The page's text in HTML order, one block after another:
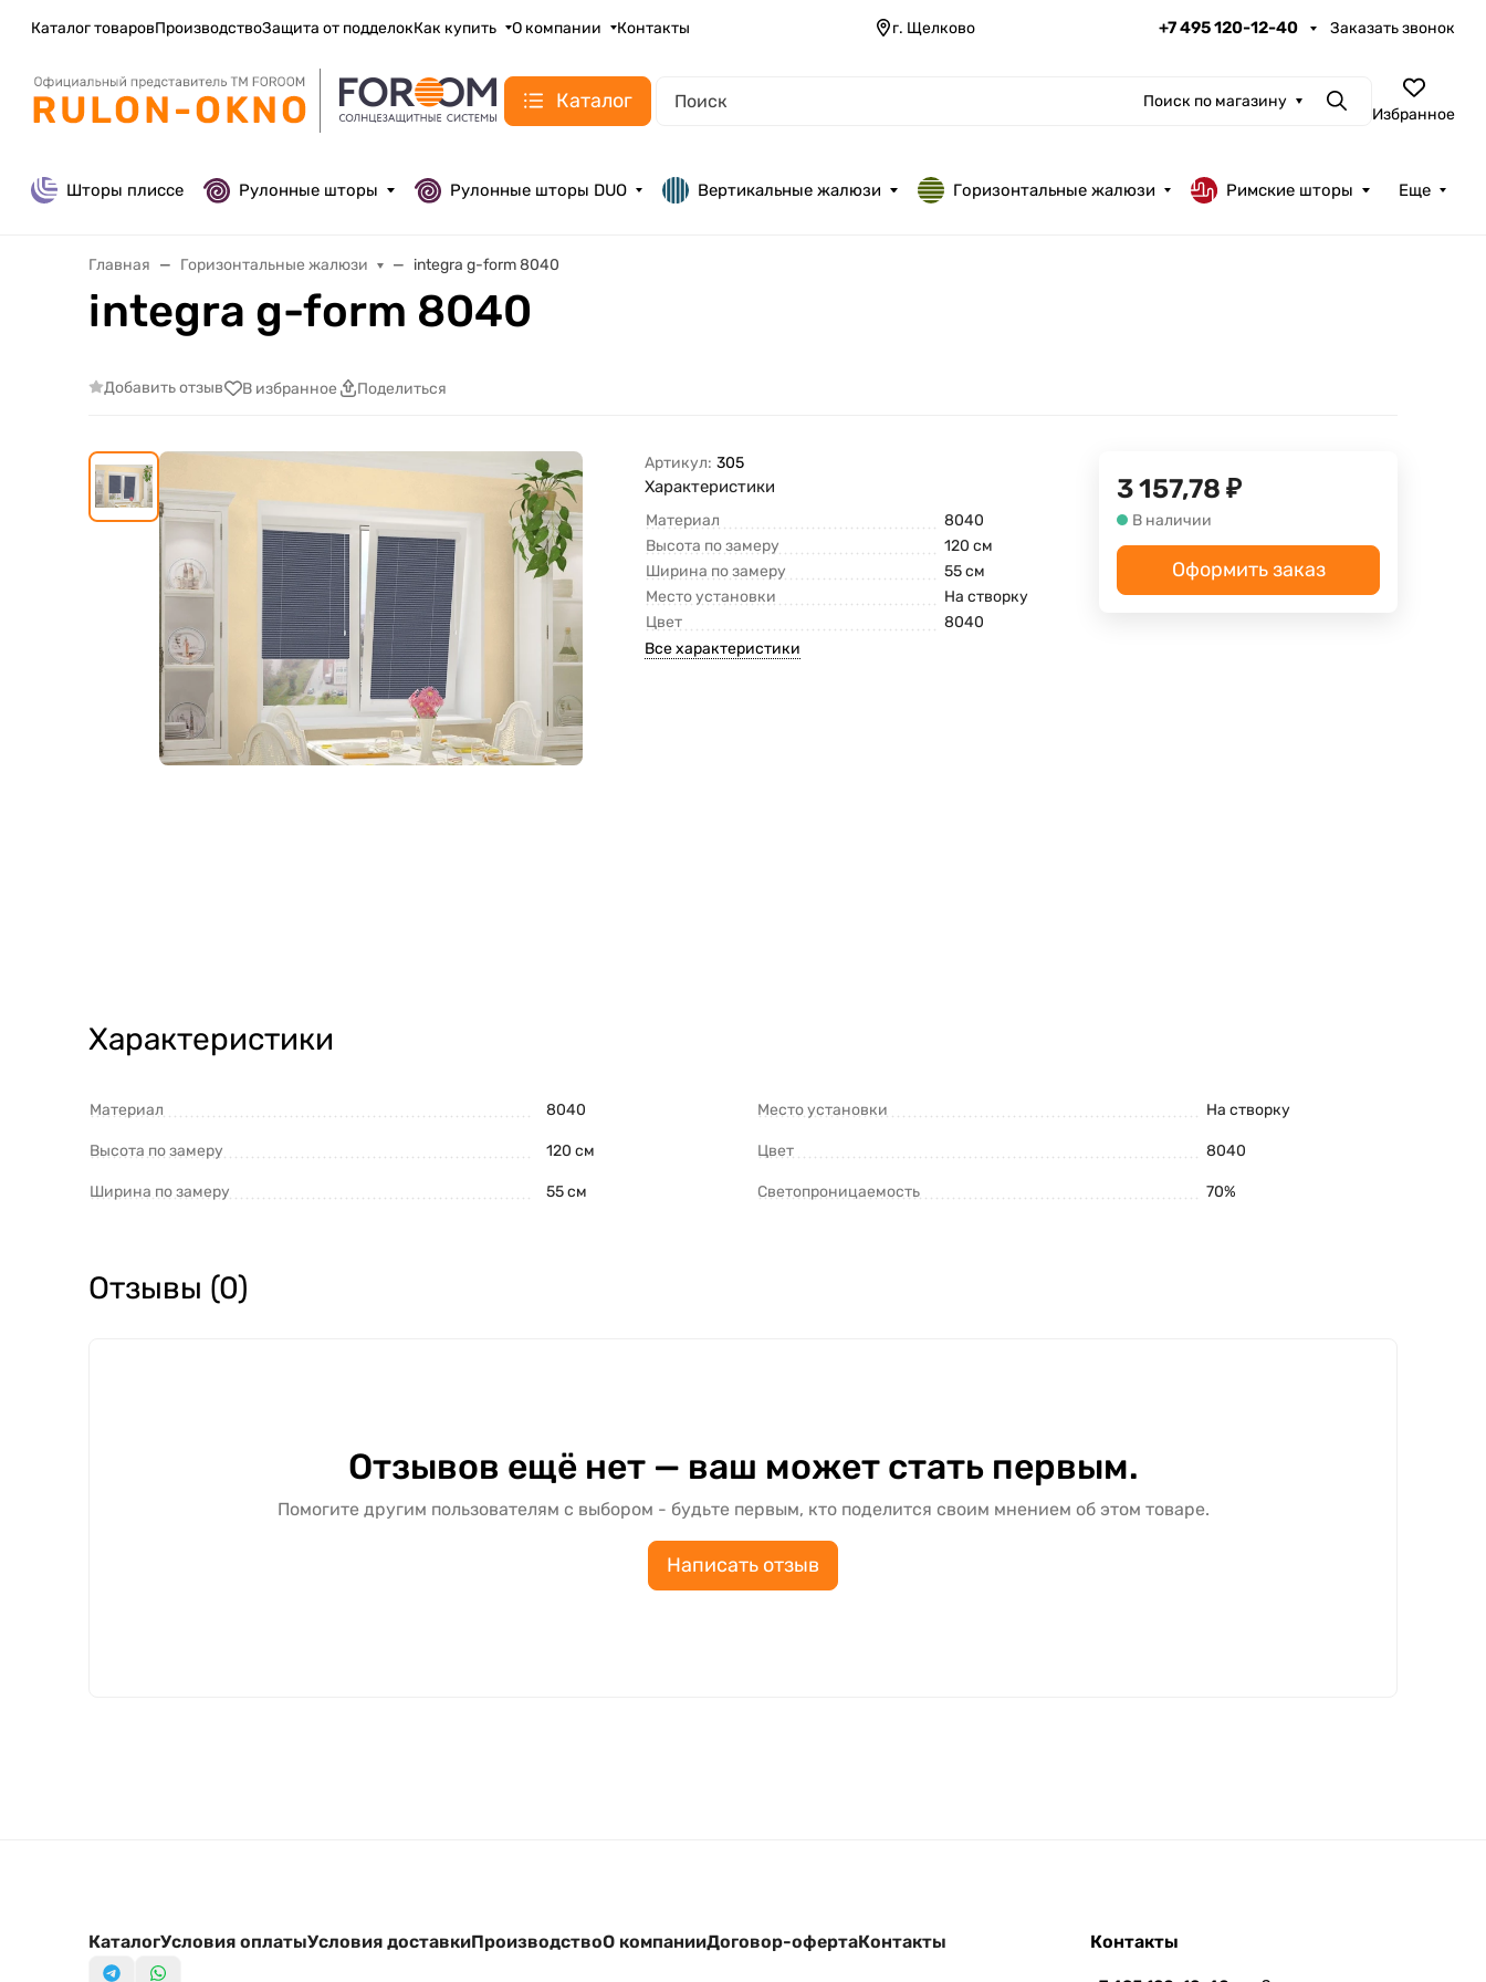
Каталог товаровПроизводствоЗащита от подделокКак купить О компании Контакты г. Щелково +7 495 120-12-40 Заказать звонок
Каталог Поиск по магазину ПоискИзбранное
Шторы плиссе Рулонные шторы Рулонные шторы DUO Вертикальные жалюзи Горизонтальные жалюзи Римские шторы Еще
Главная Горизонтальные жалюзи integra g-form 8040
integra g-form 8040
Добавить отзыв В избранное Поделиться
Артикул: 305
Характеристики
Материал
8040
Высота по замеру
120 см
Ширина по замеру
55 см
Место установки
На створку
Цвет
8040
Все характеристики
3 157,78 ₽
В наличии
Оформить заказ
Характеристики
Материал 8040
Высота по замеру 120 см
Ширина по замеру 55 см
Место установки На створку
Цвет 8040
Светопроницаемость 70%
Отзывы (0)
Отзывов ещё нет — ваш может стать первым.
Помогите другим пользователям с выбором - будьте первым, кто поделится своим мнением об этом товаре.
Написать отзыв
КаталогУсловия оплатыУсловия доставкиПроизводствоО компанииДоговор-офертаКонтакты Контакты